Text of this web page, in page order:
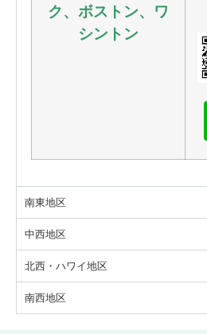
ク、ボストン、ワ
シントン
南東地区
中西地区
北西・ハワイ地区
南西地区